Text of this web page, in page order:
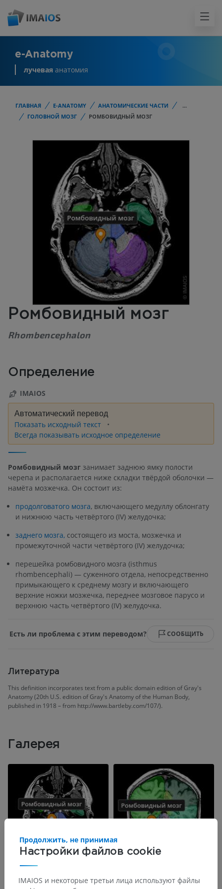
e-Anatomy
лучевая анатомия
ГЛАВНАЯ E-ANATOMY АНАТОМИЧЕСКИЕ ЧАСТИ
...
ГОЛОВНОЙ МОЗГ
РОМБОВИДНЫЙ МОЗГ
Ромбовидный мозг
Rhombencephalon
Определение
IMAIOS
Автоматический перевод
Показать исходный текст
Всегда показывать исходное определение
Ромбовидный мозг занимает заднюю ямку полости
черепа и располагается ниже складки твёрдой оболочки —
намёта мозжечка. Он состоит из:
продолговатого мозга, включающего медуллу облонгату
и нижнюю часть четвёртого (IV) желудочка;
заднего мозга, состоящего из моста, мозжечка и
промежуточной части четвёртого (IV) желудочка;
перешейка ромбовидного мозга (isthmus
rhombencephali) — суженного отдела, непосредственно
примыкающего к среднему мозгу и включающего
верхние ножки мозжечка, переднее мозговое парусо и
верхнюю часть четвёртого (IV) желудочка.
Есть ли проблема с этим переводом? СООБЩИТЬ
Литература
This definition incorporates text from a public domain edition of Gray's
Anatomy (20th U.S. edition of Gray's Anatomy of the Human Body,
published in 1918 – from http://www.bartleby.com/107/).
Галерея
Настройки файлов cookie
Продолжить, не принимая
IMAIOS и некоторые третьи лица используют файлы